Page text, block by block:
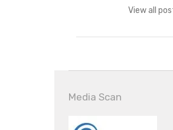
View all
Media Scan